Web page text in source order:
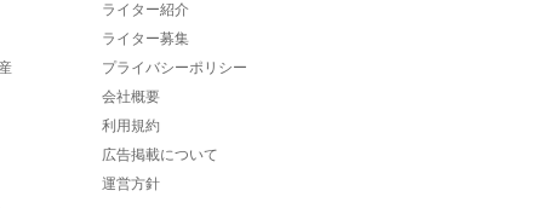
ライター紹介
ライター募集
プライバシーポリシー
会社概要
利用規約
広告掲載について
運営方針